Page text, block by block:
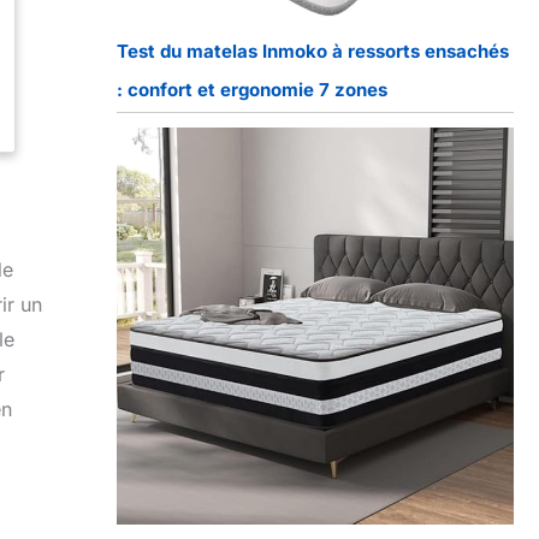
un
Test du matelas Inmoko à ressorts ensachés
: confort et ergonomie 7 zones